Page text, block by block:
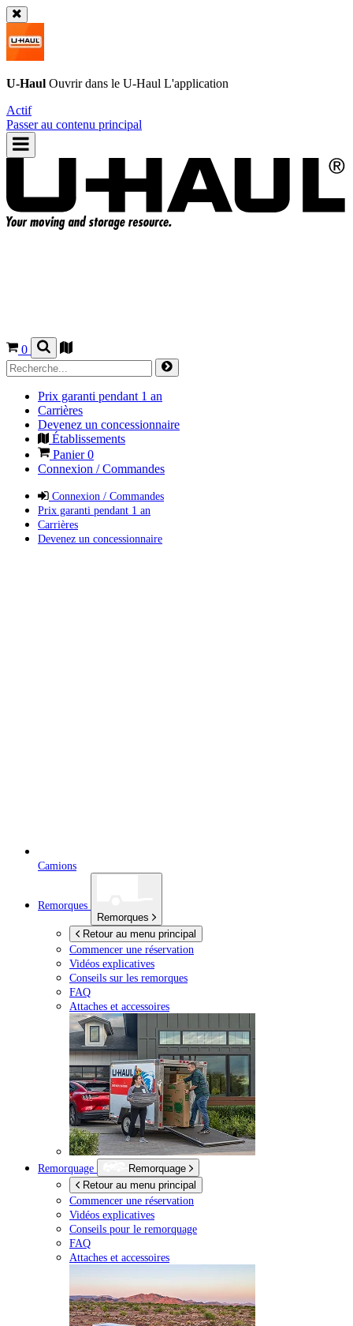
U-Haul Ouvrir dans le U-Haul L'application
Actif
Passer au contenu principal
0
Prix garanti pendant 1 an
Carrières
Devenez un concessionnaire
Établissements
Panier0
Connexion / Commandes
Connexion / Commandes
Prix garanti pendant 1 an
Carrières
Devenez un concessionnaire
Camions
Remorques
Remorques
Retour au menu principal
Commencer une réservation
Vidéos explicatives
Conseils sur les remorques
FAQ
Attaches et accessoires
Remorquage
Remorquage
Retour au menu principal
Commencer une réservation
Vidéos explicatives
Conseils pour le remorquage
FAQ
Attaches et accessoires